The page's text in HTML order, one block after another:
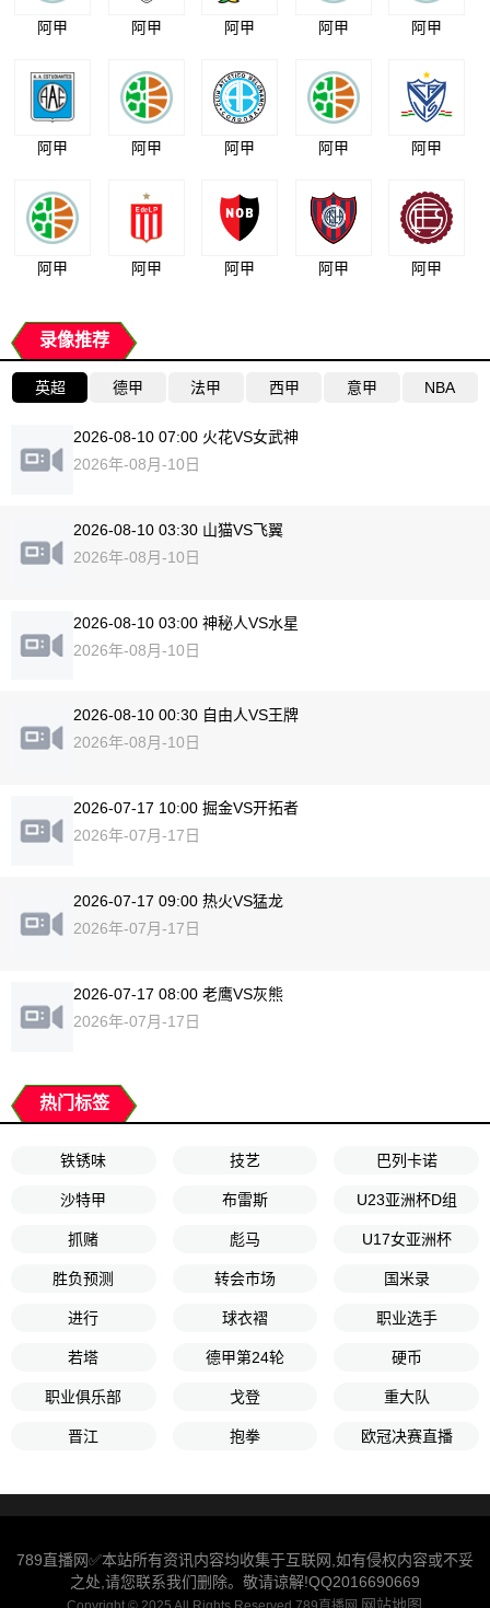
阿甲 阿甲 阿甲 阿甲 阿甲
阿甲 阿甲 阿甲 阿甲 阿甲
阿甲 阿甲 阿甲 阿甲 阿甲
录像推荐
英超 德甲 法甲 西甲 意甲 NBA
2026-08-10 07:00 火花VS女武神
2026年-08月-10日
2026-08-10 03:30 山猫VS飞翼
2026年-08月-10日
2026-08-10 03:00 神秘人VS水星
2026年-08月-10日
2026-08-10 00:30 自由人VS王牌
2026年-08月-10日
2026-07-17 10:00 掘金VS开拓者
2026年-07月-17日
2026-07-17 09:00 热火VS猛龙
2026年-07月-17日
2026-07-17 08:00 老鹰VS灰熊
2026年-07月-17日
热门标签
铁锈味 技艺 巴列卡诺
沙特甲 布雷斯 U23亚洲杯D组
抓赌 彪马 U17女亚洲杯
胜负预测 转会市场 国米录
进行 球衣褶 职业选手
若塔 德甲第24轮 硬币
职业俱乐部 戈登 重大队
晋江 抱拳 欧冠决赛直播
789直播网✅本站所有资讯内容均收集于互联网,如有侵权内容或不妥
之处,请您联系我们删除。敬请谅解!QQ2016690669